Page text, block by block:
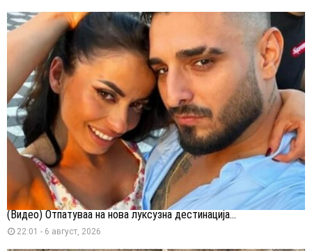
(Видео) Отпатуваа на нова луксузна дестинација...
22:01 - 6 август, 2026